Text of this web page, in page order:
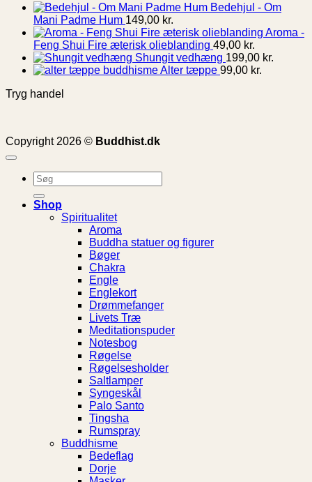
Bedehjul - Om
Mani Padme Hum 149,00 kr.
Aroma -
Feng Shui Fire æterisk olieblanding 49,00 kr.
Shungit vedhæng 199,00 kr.
Alter tæppe 99,00 kr.
Tryg handel
Copyright 2026 © Buddhist.dk
Søg
efter:
Shop
Spiritualitet
Aroma
Buddha statuer og figurer
Bøger
Chakra
Engle
Englekort
Drømmefanger
Livets Træ
Meditationspuder
Notesbog
Røgelse
Røgelsesholder
Saltlamper
Syngeskål
Palo Santo
Tingsha
Rumspray
Buddhisme
Bedeflag
Dorje